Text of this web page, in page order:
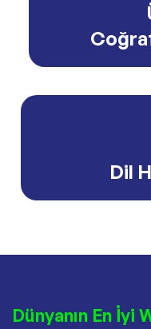
Dil
Dünyanın En